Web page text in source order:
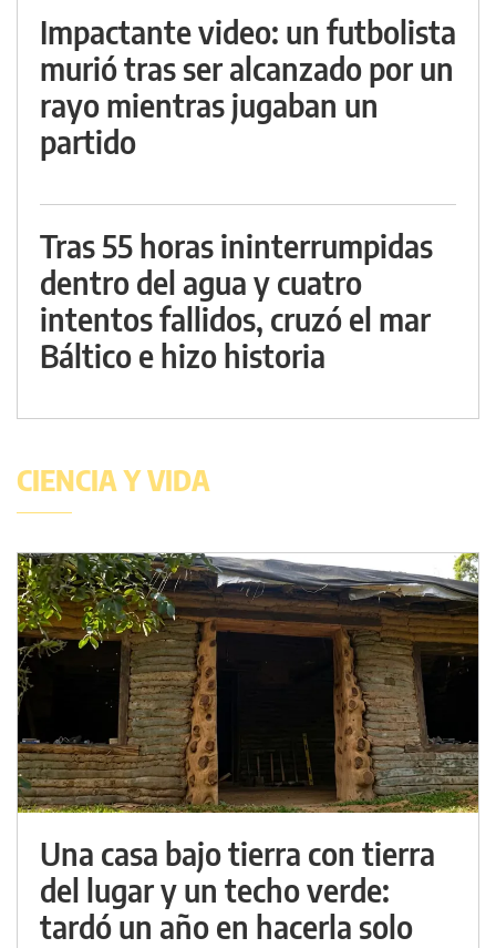
Impactante video: un futbolista
murió tras ser alcanzado por un
rayo mientras jugaban un
partido
Tras 55 horas ininterrumpidas
dentro del agua y cuatro
intentos fallidos, cruzó el mar
Báltico e hizo historia
CIENCIA Y VIDA
Una casa bajo tierra con tierra
del lugar y un techo verde:
tardó un año en hacerla solo